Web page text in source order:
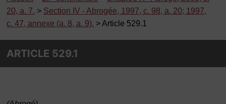
20, a. 7. > Section IV - Abrogée, 1997, c. 98, a. 20; 1997,
c. 47, annexe (a. 8, a. 9). > Article 529.1
ARTICLE 529.1